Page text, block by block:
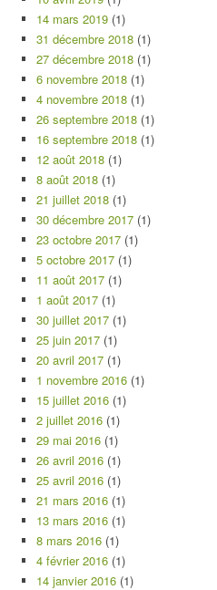
14 mars 2019 (1)
31 décembre 2018 (1)
27 décembre 2018 (1)
6 novembre 2018 (1)
4 novembre 2018 (1)
26 septembre 2018 (1)
16 septembre 2018 (1)
12 août 2018 (1)
8 août 2018 (1)
21 juillet 2018 (1)
30 décembre 2017 (1)
23 octobre 2017 (1)
5 octobre 2017 (1)
11 août 2017 (1)
1 août 2017 (1)
30 juillet 2017 (1)
25 juin 2017 (1)
20 avril 2017 (1)
1 novembre 2016 (1)
15 juillet 2016 (1)
2 juillet 2016 (1)
29 mai 2016 (1)
26 avril 2016 (1)
25 avril 2016 (1)
21 mars 2016 (1)
13 mars 2016 (1)
8 mars 2016 (1)
4 février 2016 (1)
14 janvier 2016 (1)